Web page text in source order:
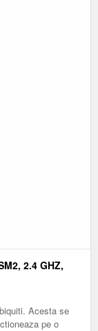
2.4 GHZ,
Acesta se
pe o